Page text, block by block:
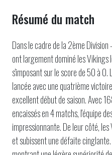
Résumé du match
Dans le cadre de la 2ème
ont largement dominé les Vikings
s'imposant sur le score de 50 à
lancée avec une quatrième
excellent début de saison. Avec
encaissés en 4 matchs, l'équipe
impressionnante. De leur côté,
et subissent une défaite